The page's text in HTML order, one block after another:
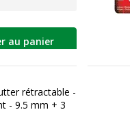
au panier
rétractable -
- 9.5 mm + 3